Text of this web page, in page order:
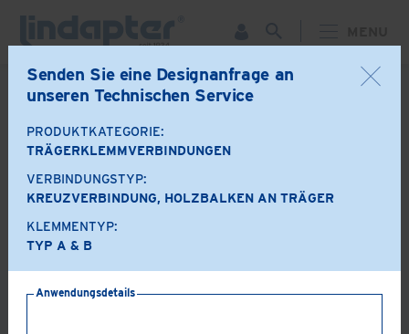
ZURÜCK
Produktoptionen
A+B LR
AF AAF
Senden Sie eine Designanfrage an
unseren Technischen Service
PRODUKTKATEGORIE:
TRÄGERKLEMMVERBINDUNGEN
VERBINDUNGSTYP:
KREUZVERBINDUNG, HOLZBALKEN AN TRÄGER
KLEMMENTYP:
TYP A & B
Anwendungsdetails